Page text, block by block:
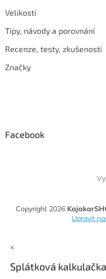
Velikosti
Tipy, návody a porovnání
Recenze, testy, zkušenosti
Značky
Facebook
Copyright 2026
Upravit
×
Splátková kalkulačka